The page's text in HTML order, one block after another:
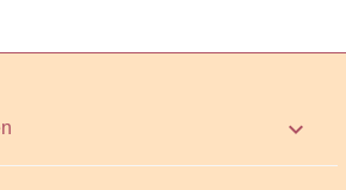
keyboard_arrow_down